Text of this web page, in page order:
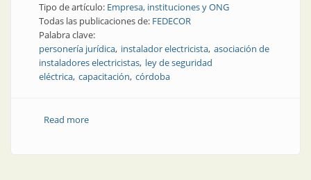
Tipo de artículo: Empresa, instituciones y ONG
Todas las publicaciones de: FEDECOR
Palabra clave:
personería jurídica instalador electricista asociación de
instaladores electricistas ley de seguridad
eléctrica capacitación córdoba
Read moreabout Hecha la ley, hecha la red